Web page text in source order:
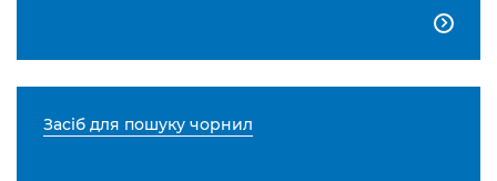

Засіб для пошуку чорнил